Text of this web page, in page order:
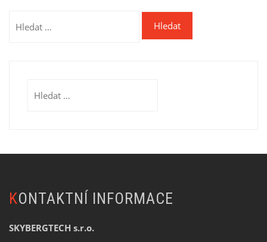
KONTAKTNÍ INFORMACE
SKYBERGTECH s.r.o.